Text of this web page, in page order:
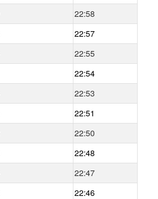
22:58
22:57
22:55
22:54
22:53
22:51
22:50
22:48
22:47
22:46